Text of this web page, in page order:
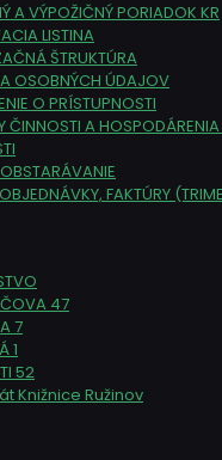
A VÝPOŽIČNÝ PORIADOK KR
LISTINA
ŠTRUKTÚRA
OSOBNÝCH ÚDAJOV
O PRÍSTUPNOSTI
ČINNOSTI A HOSPODÁRENIA
FAKTÚRY
47
7
1
52
Knižnice Ružinov